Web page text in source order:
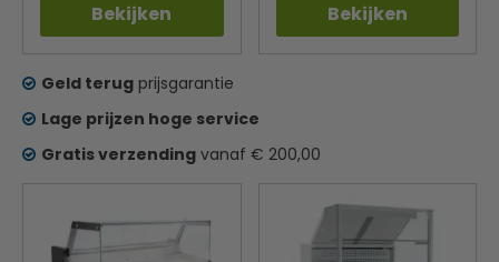
Bekijken Bekijken
Geld terug prijsgarantie
Lage prijzen hoge service
Gratis verzending vanaf € 200,00